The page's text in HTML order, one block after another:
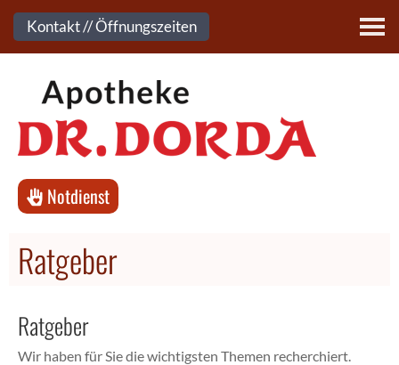
Kontakt
Notdienst
Ratgeber
Ratgeber
Wir haben für Sie die wichtigsten Themen recherchiert.
Kontakt // Öffnungszeiten